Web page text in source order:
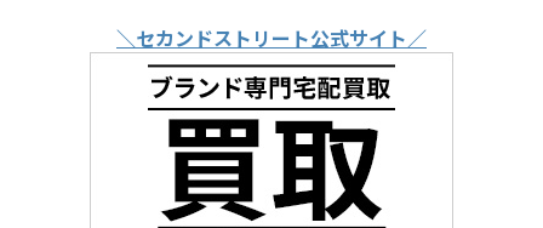
＼セカンドストリート公式サイト／